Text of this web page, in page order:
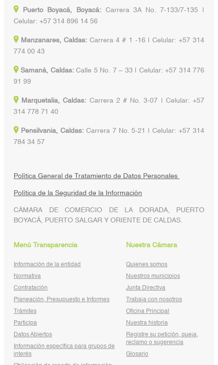
Puerto Boyacá, Boyacá:Carrera 3A No. 7-133/7-135 |
Celular: +57 314 896 14 56
Manzanares, Caldas: Carrera 4 # 1 -16 | Celular: +57 314
774 00 43
Samaná, Caldas:Calle 5 No. 7 – 33 | Celular: +57 314 776
91 99
Marquetalia, Caldas: Carrera 2 # No. 3-07 | Celular: +57
314 778 71 40
Pensilvania, Caldas:Carrera 7 No. 5-21 | Celular: +57 314
784 34 57
Política General de Tratamiento de Datos Personales
Política de la Seguridad de la Información
CÁMARA DE COMERCIO DE LA DORADA, PUERTO
BOYACÁ, PUERTO SALGAR Y ORIENTE DE CALDAS.
Menú Transparencia
Información de la entidad
Normativa
Contratación
Planeación, Presupuesto e Informes
Trámites
Participa
Datos Abiertos
Información específica para grupos de
interés
Nuestra Cámara
Quienes somos
Nuestros municipios
Junta Directiva
Trabaja con nosotros
Oficina Principal
Nuestra historia
Registre su petición, queja,
reclamo o sugerencia
Glosario